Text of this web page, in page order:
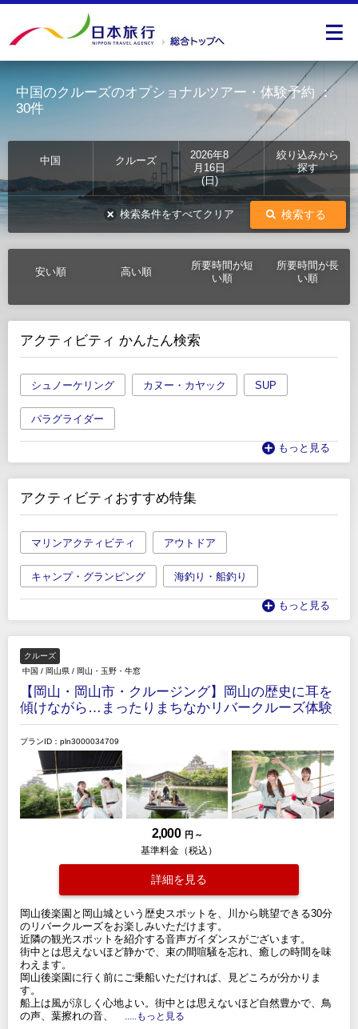
中国のクルーズのオプショナルツアー・体験予約 ：
30件
中国 クルーズ
2026年8
月16日
(日)
絞り込みから
探す
検索する
検索条件をすべてクリア
安い順 高い順
所要時間が短
い順
所要時間が長
い順
アクティビティ かんたん検索
シュノーケリング カヌー・カヤック SUP
パラグライダー
もっと見る
アクティビティおすすめ特集
マリンアクティビティ アウトドア
キャンプ・グランピング 海釣り・船釣り
もっと見る
クルーズ
中国 / 岡山県 / 岡山・玉野・牛窓
【岡山・岡山市・クルージング】岡山の歴史に耳を
傾けながら…まったりまちなかリバークルーズ体験
プランID：pln3000034709
2,000 円 ～
基準料金（税込）
詳細を見る
岡山後楽園と岡山城という歴史スポットを、川から眺望できる30分
のリバークルーズをお楽しみいただけます。
近隣の観光スポットを紹介する音声ガイダンスがございます。
街中とは思えないほど静かで、束の間喧騒を忘れ、癒しの時間を味
わえます。
岡山後楽園に行く前にご乗船いただければ、見どころが分かりま
す。
船上は風が涼しく心地よい。街中とは思えないほど自然豊かで、鳥
の声、葉擦れの音、
.....もっと見る